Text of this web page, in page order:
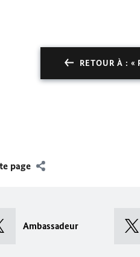
RETOUR À : «
page
Ambassadeur